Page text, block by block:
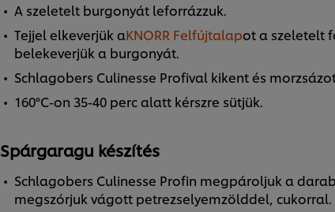
A szeletelt burgonyát leforrázzuk.
Tejjel elkeverjük aKNORR Felfújtalapot a szeletelt
belekeverjük a burgonyát.
Schlagobers Culinesse Profival kikent és
160°C-on 35-40 perc alatt kérszre sütjük.
Spárgaragu készítés
Schlagobers Culinesse Profin megpároljuk a
megszórjuk vágott petrezselyemzölddel, cukorral.